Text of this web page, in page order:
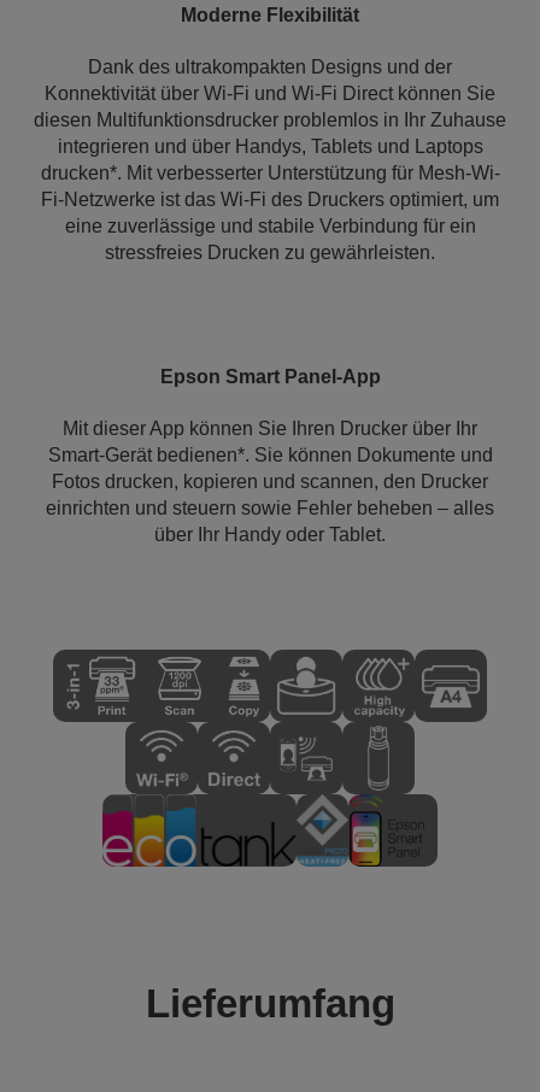
Moderne Flexibilität
Dank des ultrakompakten Designs und der
Konnektivität über Wi-Fi und Wi-Fi Direct können Sie
diesen Multifunktionsdrucker problemlos in Ihr Zuhause
integrieren und über Handys, Tablets und Laptops
drucken*. Mit verbesserter Unterstützung für Mesh-Wi-
Fi-Netzwerke ist das Wi-Fi des Druckers optimiert, um
eine zuverlässige und stabile Verbindung für ein
stressfreies Drucken zu gewährleisten.
Epson Smart Panel-App
Mit dieser App können Sie Ihren Drucker über Ihr
Smart-Gerät bedienen*. Sie können Dokumente und
Fotos drucken, kopieren und scannen, den Drucker
einrichten und steuern sowie Fehler beheben – alles
über Ihr Handy oder Tablet.
Lieferumfang